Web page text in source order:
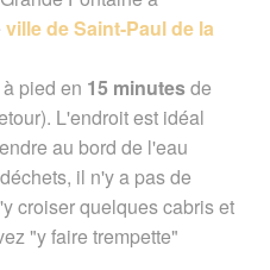
2013. Dernière
2018
Guide Tourisme
/
Cascades et
(Saint-Paul)
ville de Saint-Paul de la
pied en 15 minutesde
L'endroit est idéal
au bord de l'eau
il n'y a pas de
croiser quelques cabris et
"y faire trempette"